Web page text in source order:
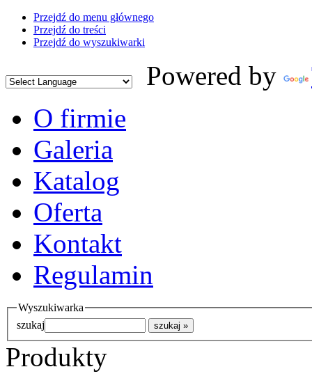
Przejdź do menu głównego
Przejdź do treści
Przejdź do wyszukiwarki
Powered by
O firmie
Galeria
Katalog
Oferta
Kontakt
Regulamin
Wyszukiwarka
szukaj
Produkty